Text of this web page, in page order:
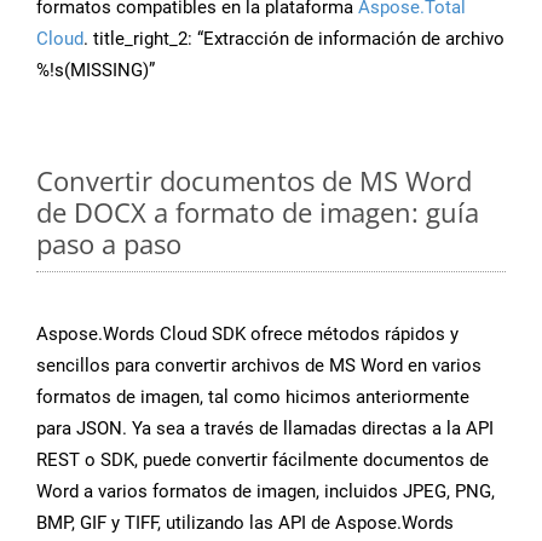
formatos compatibles en la plataforma Aspose.Total
Cloud. title_right_2: “Extracción de información de archivo
%!s(MISSING)”
Convertir documentos de MS Word
de DOCX a formato de imagen: guía
paso a paso
Aspose.Words Cloud SDK ofrece métodos rápidos y
sencillos para convertir archivos de MS Word en varios
formatos de imagen, tal como hicimos anteriormente
para JSON. Ya sea a través de llamadas directas a la API
REST o SDK, puede convertir fácilmente documentos de
Word a varios formatos de imagen, incluidos JPEG, PNG,
BMP, GIF y TIFF, utilizando las API de Aspose.Words